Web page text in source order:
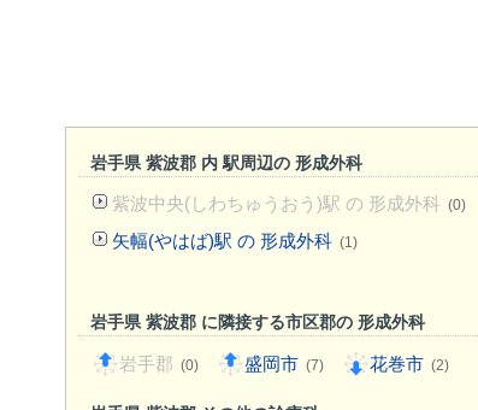
岩手県 紫波郡 内 駅周辺の 形成外科
紫波中央(しわちゅうおう)駅 の 形成外科 (0)
矢幅(やはば)駅 の 形成外科 (1)
岩手県 紫波郡 に隣接する市区郡の 形成外科
岩手郡 (0) 盛岡市 (7) 花巻市 (2)